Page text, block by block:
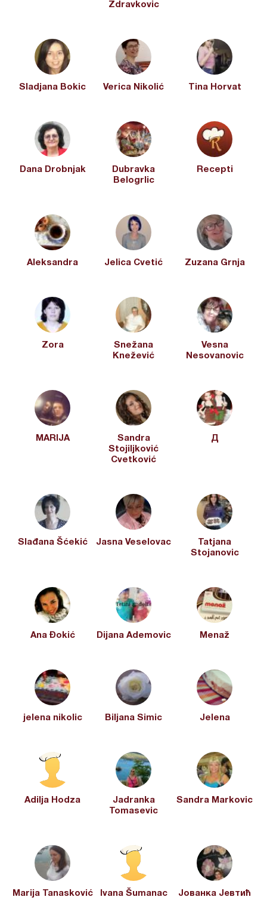
Zdravkovic
Sladjana Bokic Verica Nikolić Tina Horvat
Dana Drobnjak
Dubravka
Belogrlic
Recepti
Aleksandra Jelica Cvetić Zuzana Grnja
Zora
Snežana
Knežević
Vesna
Nesovanovic
MARIJA
Sandra
Stojiljković
Cvetković
Д
Slađana Šćekić Jasna Veselovac
Tatjana
Stojanovic
Ana Đokić Dijana Ademovic Menaž
jelena nikolic Biljana Simic Jelena
Adilja Hodza
Jadranka
Tomasevic
Sandra Markovic
Marija Tanasković Ivana Šumanac Јованка Јевтић